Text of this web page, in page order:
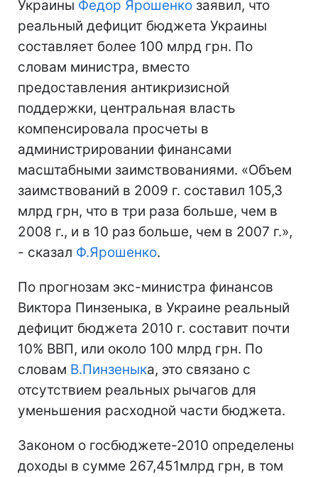
Украины Федор Ярошенко заявил, что
реальный дефицит бюджета Украины
составляет более 100 млрд грн. По
словам министра, вместо
предоставления антикризисной
поддержки, центральная власть
компенсировала просчеты в
администрировании финансами
масштабными заимствованиями. «Объем
заимствований в 2009 г. составил 105,3
млрд грн, что в три раза больше, чем в
2008 г., и в 10 раз больше, чем в 2007 г.»,
- сказал Ф.Ярошенко.
По прогнозам экс-министра финансов
Виктора Пинзеныка, в Украине реальный
дефицит бюджета 2010 г. составит почти
10% ВВП, или около 100 млрд грн. По
словам В.Пинзеныка, это связано с
отсутствием реальных рычагов для
уменьшения расходной части бюджета.
Законом о госбюджете-2010 определены
доходы в сумме 267,451млрд грн, в том